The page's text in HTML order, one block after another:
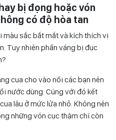
bị đọng hoặc vón
có độ hòa tan
sắc bắt mắt và kích thích vị
Tuy nhiên phần váng bị đục
cua cho vào nồi các bạn nên
nước dùng. Cúng với đó kết
lâu ở mức lửa nhỏ. Không nên
những vón cục thậm chí còn